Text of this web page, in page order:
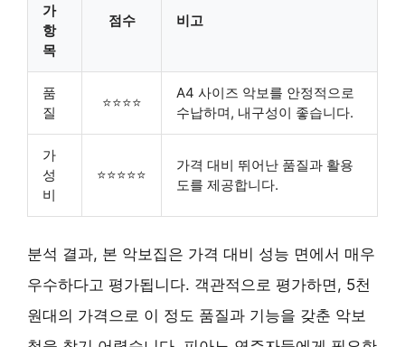
가
항
목
점수 비고
품
질
⭐⭐⭐⭐
A4 사이즈 악보를 안정적으로
수납하며, 내구성이 좋습니다.
가
성
비
⭐⭐⭐⭐⭐
가격 대비 뛰어난 품질과 활용
도를 제공합니다.
분석 결과, 본 악보집은 가격 대비 성능 면에서 매우
우수하다고 평가됩니다. 객관적으로 평가하면, 5천
원대의 가격으로 이 정도 품질과 기능을 갖춘 악보